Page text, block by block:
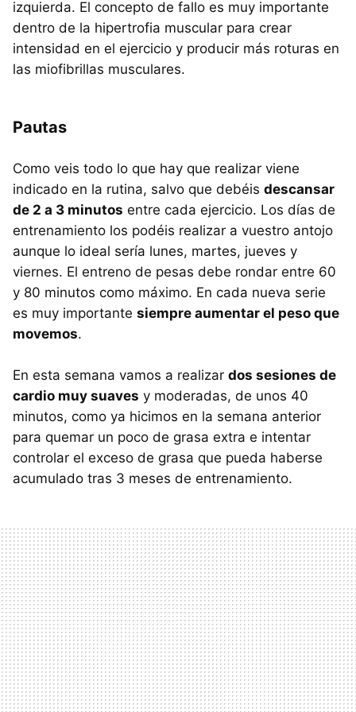
izquierda. El concepto de fallo es muy importante
dentro de la hipertrofia muscular para crear
intensidad en el ejercicio y producir más roturas en
las miofibrillas musculares.
Pautas
Como veis todo lo que hay que realizar viene
indicado en la rutina, salvo que debéis descansar
de 2 a 3 minutos entre cada ejercicio. Los días de
entrenamiento los podéis realizar a vuestro antojo
aunque lo ideal sería lunes, martes, jueves y
viernes. El entreno de pesas debe rondar entre 60
y 80 minutos como máximo. En cada nueva serie
es muy importante siempre aumentar el peso que
movemos.
En esta semana vamos a realizar dos sesiones de
cardio muy suaves y moderadas, de unos 40
minutos, como ya hicimos en la semana anterior
para quemar un poco de grasa extra e intentar
controlar el exceso de grasa que pueda haberse
acumulado tras 3 meses de entrenamiento.